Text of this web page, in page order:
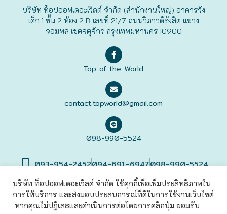
บริษัท ท็อปออฟเดอะเวิลด์ จำกัด (สำนักงานใหญ่) อาคารวัง
เด็ก 1 ชั้น 2 ห้อง 2 B เลขที่ 21/7 ถนนวิภาวดีรังสิต แขวง
จอมพล เขตจตุจักร กรุงเทพมหานคร 10900
Top of the World
contact.topworld@gmail.com
098-990-5524
093-954-2452094-691-6947098-990-5524
©2022 Top of The World Co., Ltd. All rights Reserved. | เข้าสู่
บริษัท ท็อปออฟเดอะเวิลด์ จำกัด ใช้คุกกี้เพื่อเพิ่มประสิทธิภาพใน
การให้บริการ และส่งมอบประสบการณ์ที่ดีในการใช้งานเว็บไซต์
หากคุณไม่ปฏิเสธและดำเนินการต่อโดยการคลิกปุ่ม ยอมรับ
ฟุกุโอะกะ
ฟูระโนะ